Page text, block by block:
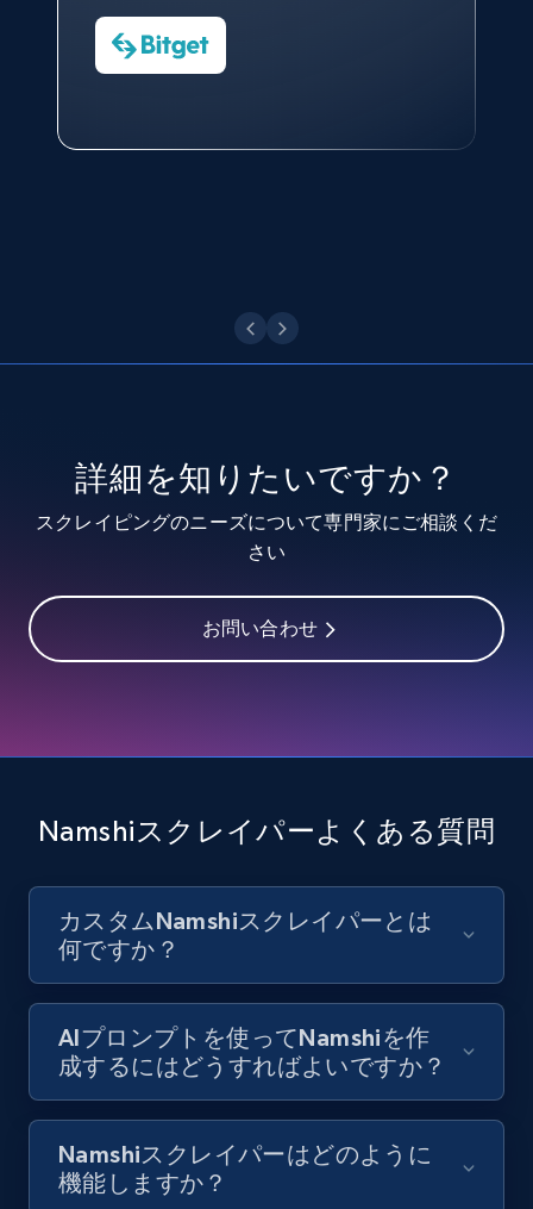
8.3K+ 963+
Youtube - Videos posts
Video length, Likes, Views, and more.
Youtube - Videos posts - Discover videos by
無料トライアル
Youtube - Videos posts - Search videos by
keyword and then apply relevant video
filters
URL, Title, Youtuber, Youtuber md5, Video url,
Video length, Likes, Views, and more.
8.1K+ 713+ 無料トライアル
Data Science Specialist
Charmagne Cruz
Head of Reporting & Analytics, Business
今すぐ観る
CEO at AdRetreaver
詳細を知りたいですか？
スクレイピングのニーズについて専門家にご相談くだ
さい
お問い合わせ
Namshiスクレイパーよくある質問
カスタムNamshiスクレイパーとは
何ですか？
AIプロンプトを使ってNamshiを作
成するにはどうすればよいですか？
Namshiスクレイパーはどのように
機能しますか？